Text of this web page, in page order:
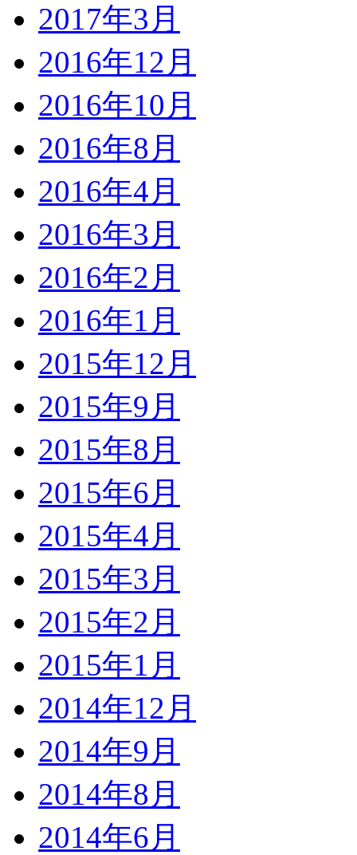
2017年3月
2016年12月
2016年10月
2016年8月
2016年4月
2016年3月
2016年2月
2016年1月
2015年12月
2015年9月
2015年8月
2015年6月
2015年4月
2015年3月
2015年2月
2015年1月
2014年12月
2014年9月
2014年8月
2014年6月